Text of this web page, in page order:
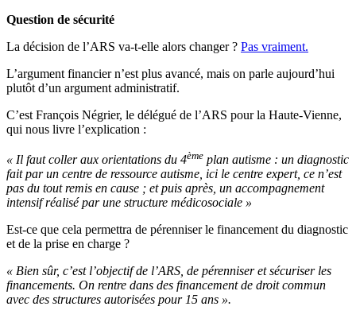
Question de sécurité
La décision de l’ARS va-t-elle alors changer ? Pas vraiment.
L’argument financier n’est plus avancé, mais on parle aujourd’hui
plutôt d’un argument administratif.
C’est François Négrier, le délégué de l’ARS pour la Haute-Vienne,
qui nous livre l’explication :
« Il faut coller aux orientations du 4ème plan autisme : un diagnostic
fait par un centre de ressource autisme, ici le centre expert, ce n’est
pas du tout remis en cause ; et puis après, un accompagnement
intensif réalisé par une structure médicosociale »
Est-ce que cela permettra de pérenniser le financement du diagnostic
et de la prise en charge ?
« Bien sûr, c’est l’objectif de l’ARS, de pérenniser et sécuriser les
financements. On rentre dans des financement de droit commun
avec des structures autorisées pour 15 ans ».